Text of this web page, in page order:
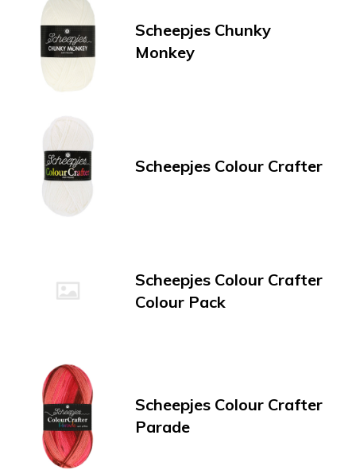
Scheepjes Chunky
Monkey
Scheepjes Colour Crafter
Scheepjes Colour Crafter
Colour Pack
Scheepjes Colour Crafter
Parade